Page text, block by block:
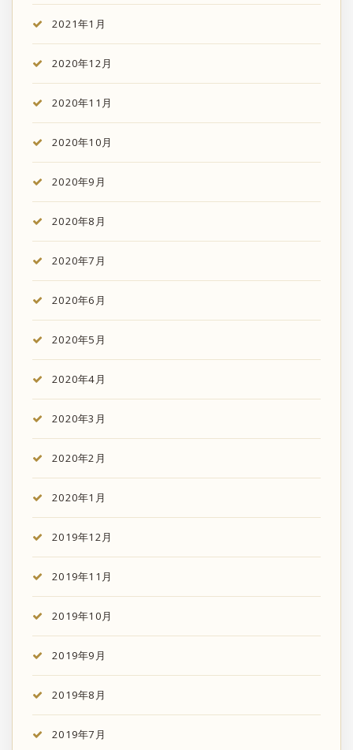
2021年1月
2020年12月
2020年11月
2020年10月
2020年9月
2020年8月
2020年7月
2020年6月
2020年5月
2020年4月
2020年3月
2020年2月
2020年1月
2019年12月
2019年11月
2019年10月
2019年9月
2019年8月
2019年7月